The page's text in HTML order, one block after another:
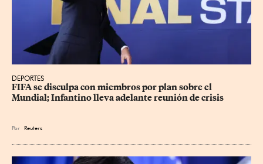
DEPORTES
FIFA se disculpa con miembros por plan sobre el
Mundial; Infantino lleva adelante reunión de crisis
Por Reuters